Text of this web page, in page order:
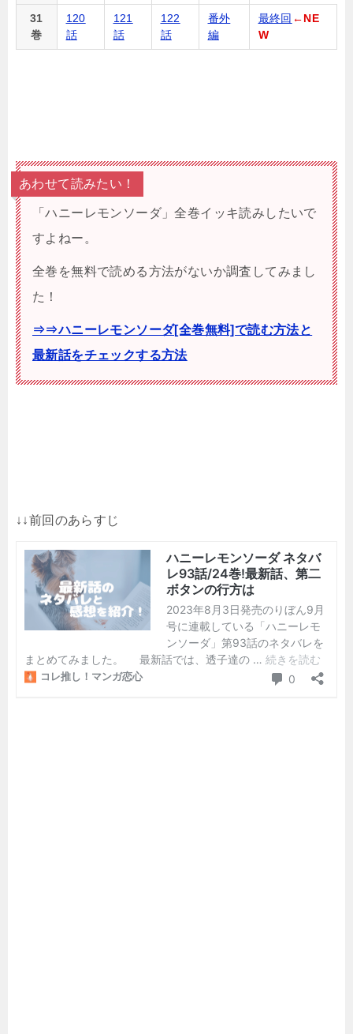
31
巻
120
話
121
話
122
話
番外
編
最終回 ←NE
W
あわせて読みたい！
「ハニーレモンソーダ」全巻イッキ読みしたいで
すよねー。
全巻を無料で読める方法がないか調査してみまし
た！
⇒⇒ハニーレモンソーダ[全巻無料]で読む方法と
最新話をチェックする方法
↓↓前回のあらすじ